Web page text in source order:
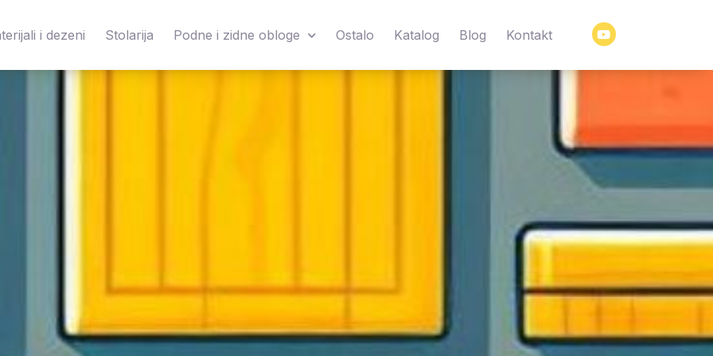
i dezeni Stolarija Podne i zidne obloge Ostalo Katalog Blog Kontakt Y
o
u